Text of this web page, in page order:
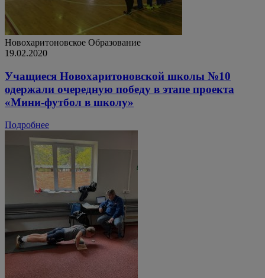
Новохаритоновское Образование
19.02.2020
Учащиеся Новохаритоновской школы №10
одержали очередную победу в этапе проекта
«Мини-футбол в школу»
Подробнее